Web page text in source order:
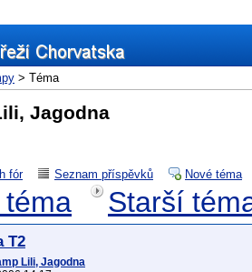
> Téma
Jagodna
fór Seznam příspěvků Nové téma
Starší
T2
Lili, Jagodna